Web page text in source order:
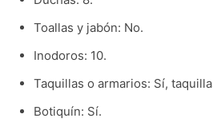
Toallas y jabón: No.
Inodoros: 10.
Taquillas o armarios: Sí,
Botiquín: Sí.